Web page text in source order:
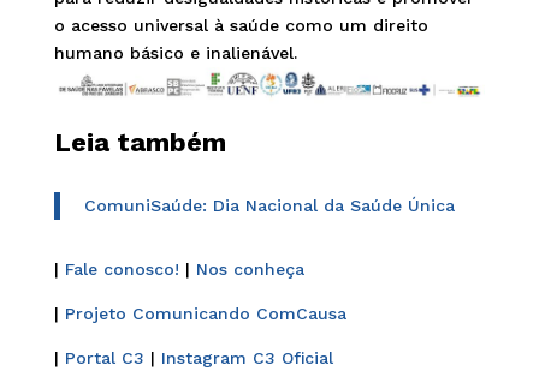
o acesso universal à saúde como um direito
humano básico e inalienável.
Leia também
ComuniSaúde: Dia Nacional da Saúde Única
| Fale conosco! | Nos conheça
| Projeto Comunicando ComCausa
| Portal C3 | Instagram C3 Oficial